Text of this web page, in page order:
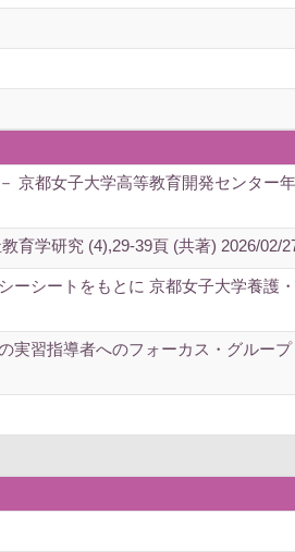
京都女子大学高等教育開発センター
育学研究 (4),29-39頁 (共著) 2026/02/
ーシートをもとに 京都女子大学養護
習指導者へのフォーカス・グルー